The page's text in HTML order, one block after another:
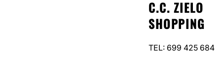
C.C. ZIELO
SHOPPING
TEL: 699 425 684